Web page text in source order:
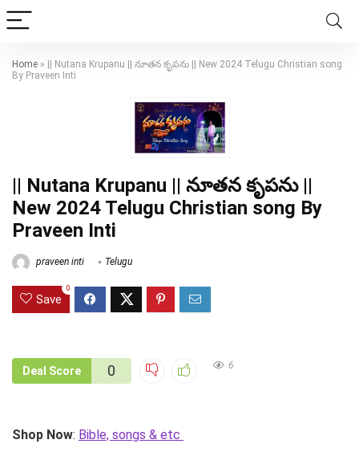
Home »
|| Nutana Krupanu || నూతన కృపను || New 2024 Telugu Christian song
By Praveen Inti
|| Nutana Krupanu || నూతన కృపను ||
New 2024 Telugu Christian song By
Praveen Inti
praveen inti Telugu
Save
0
Deal Score 0 6
Shop Now: Bible, songs & etc